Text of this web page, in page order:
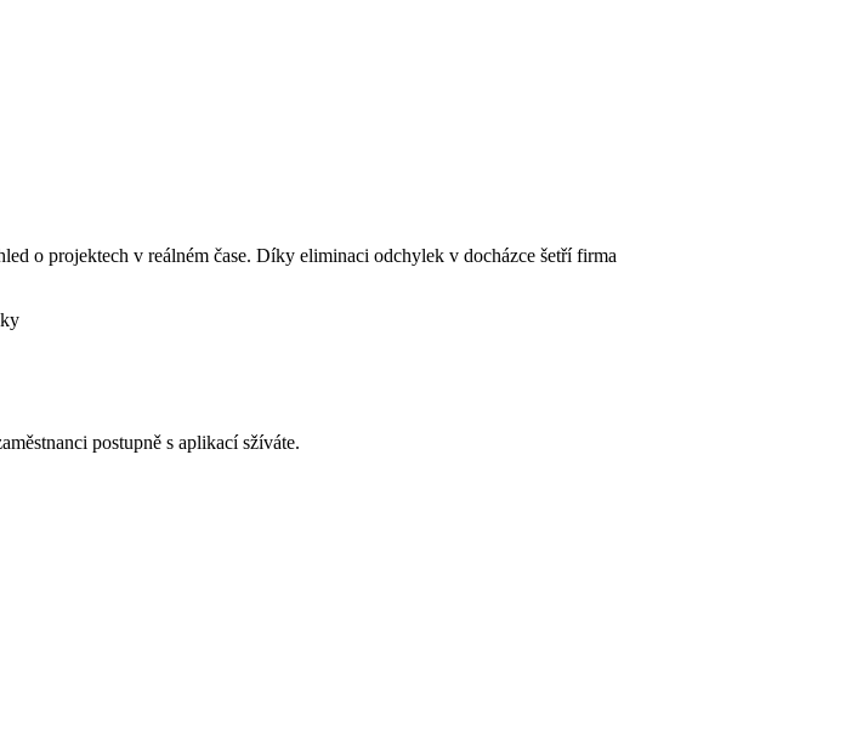
o projektech v reálném čase. Díky eliminaci odchylek v docházce šetří firma
postupně s aplikací sžíváte.